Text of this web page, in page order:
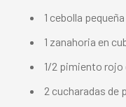
1 cebolla
1 zanahoria en
1/2 pimiento
2 cucharadas de